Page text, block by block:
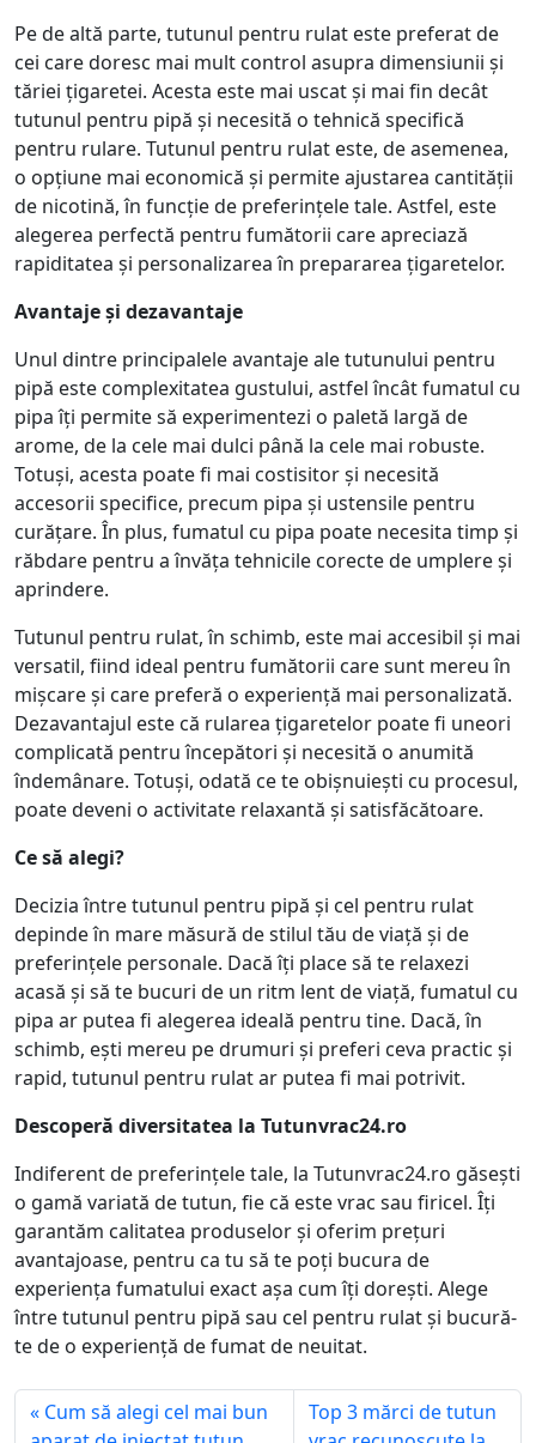
Pe de altă parte, tutunul pentru rulat este preferat de
cei care doresc mai mult control asupra dimensiunii și
tăriei țigaretei. Acesta este mai uscat și mai fin decât
tutunul pentru pipă și necesită o tehnică specifică
pentru rulare. Tutunul pentru rulat este, de asemenea,
o opțiune mai economică și permite ajustarea cantității
de nicotină, în funcție de preferințele tale. Astfel, este
alegerea perfectă pentru fumătorii care apreciază
rapiditatea și personalizarea în prepararea țigaretelor.
Avantaje și dezavantaje
Unul dintre principalele avantaje ale tutunului pentru
pipă este complexitatea gustului, astfel încât fumatul cu
pipa îți permite să experimentezi o paletă largă de
arome, de la cele mai dulci până la cele mai robuste.
Totuși, acesta poate fi mai costisitor și necesită
accesorii specifice, precum pipa și ustensile pentru
curățare. În plus, fumatul cu pipa poate necesita timp și
răbdare pentru a învăța tehnicile corecte de umplere și
aprindere.
Tutunul pentru rulat, în schimb, este mai accesibil și mai
versatil, fiind ideal pentru fumătorii care sunt mereu în
mișcare și care preferă o experiență mai personalizată.
Dezavantajul este că rularea țigaretelor poate fi uneori
complicată pentru începători și necesită o anumită
îndemânare. Totuși, odată ce te obișnuiești cu procesul,
poate deveni o activitate relaxantă și satisfăcătoare.
Ce să alegi?
Decizia între tutunul pentru pipă și cel pentru rulat
depinde în mare măsură de stilul tău de viață și de
preferințele personale. Dacă îți place să te relaxezi
acasă și să te bucuri de un ritm lent de viață, fumatul cu
pipa ar putea fi alegerea ideală pentru tine. Dacă, în
schimb, ești mereu pe drumuri și preferi ceva practic și
rapid, tutunul pentru rulat ar putea fi mai potrivit.
Descoperă diversitatea la Tutunvrac24.ro
Indiferent de preferințele tale, la Tutunvrac24.ro găsești
o gamă variată de tutun, fie că este vrac sau firicel. Îți
garantăm calitatea produselor și oferim prețuri
avantajoase, pentru ca tu să te poți bucura de
experiența fumatului exact așa cum îți dorești. Alege
între tutunul pentru pipă sau cel pentru rulat și bucură-
te de o experiență de fumat de neuitat.
Cum să alegi cel mai bun
Top 3 mărci de tutun